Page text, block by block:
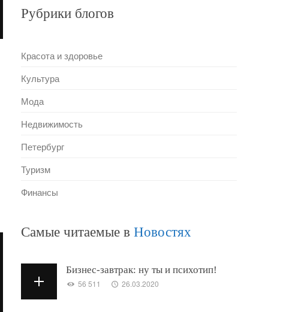
Рубрики блогов
Красота и здоровье
Культура
Мода
Недвижимость
Петербург
Туризм
Финансы
Самые читаемые в Новостях
Бизнес-завтрак: ну ты и психотип!
56 511 26.03.2020